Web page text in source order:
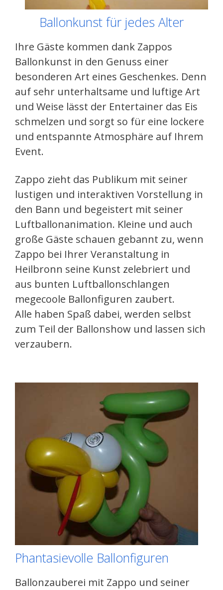
Ballonkunst für jedes Alter
Ihre Gäste kommen dank Zappos
Ballonkunst in den Genuss einer
besonderen Art eines Geschenkes. Denn
auf sehr unterhaltsame und luftige Art
und Weise lässt der Entertainer das Eis
schmelzen und sorgt so für eine lockere
und entspannte Atmosphäre auf Ihrem
Event.
Zappo zieht das Publikum mit seiner
lustigen und interaktiven Vorstellung in
den Bann und begeistert mit seiner
Luftballonanimation. Kleine und auch
große Gäste schauen gebannt zu, wenn
Zappo bei Ihrer Veranstaltung in
Heilbronn seine Kunst zelebriert und
aus bunten Luftballonschlangen
megecoole Ballonfiguren zaubert.
Alle haben Spaß dabei, werden selbst
zum Teil der Ballonshow und lassen sich
verzaubern.
Phantasievolle Ballonfiguren
Ballonzauberei mit Zappo und seiner